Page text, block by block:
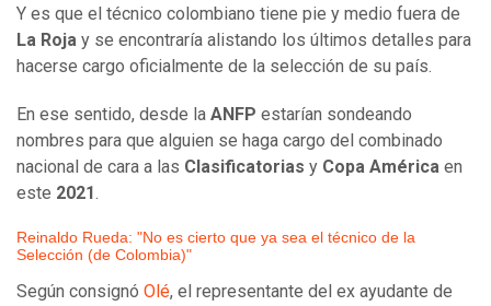
Y es que el técnico colombiano tiene pie y medio fuera de
La Roja y se encontraría alistando los últimos detalles para
hacerse cargo oficialmente de la selección de su país.
En ese sentido, desde la ANFP estarían sondeando
nombres para que alguien se haga cargo del combinado
nacional de cara a las Clasificatorias y Copa América en
este 2021.
Reinaldo Rueda: "No es cierto que ya sea el técnico de la
Selección (de Colombia)"
Según consignó Olé, el representante del ex ayudante de